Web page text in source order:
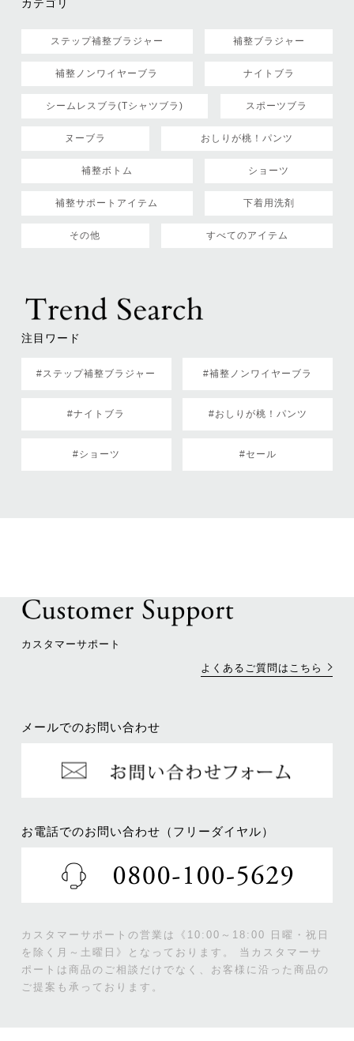
カテゴリ
ステップ補整ブラジャー 補整ブラジャー
補整ノンワイヤーブラ ナイトブラ
シームレスブラ(Tシャツブラ) スポーツブラ
ヌーブラ おしりが桃！パンツ
補整ボトム ショーツ
補整サポートアイテム 下着用洗剤
その他 すべてのアイテム
注目ワード
#ステップ補整ブラジャー #補整ノンワイヤーブラ
#ナイトブラ #おしりが桃！パンツ
#ショーツ #セール
カスタマーサポート
よくあるご質問はこちら
メールでのお問い合わせ
お電話でのお問い合わせ（フリーダイヤル）
カスタマーサポートの営業は《10:00～18:00 日曜・祝日
を除く月～土曜日》となっております。
当カスタマーサ
ポートは商品のご相談だけでなく、お客様に沿った商品の
ご提案も承っております。